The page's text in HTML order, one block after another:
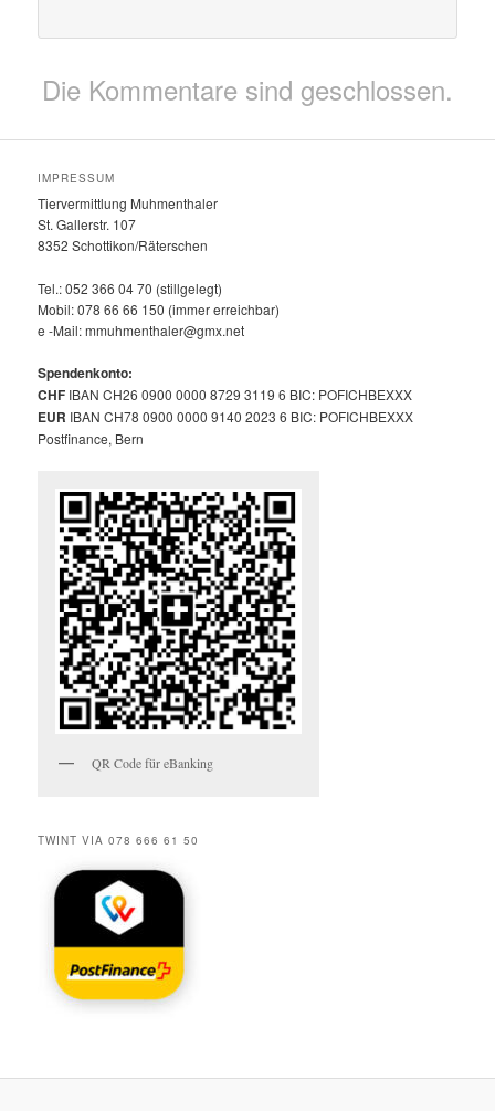
Die Kommentare sind geschlossen.
IMPRESSUM
Tiervermittlung Muhmenthaler
St. Gallerstr. 107
8352 Schottikon/Räterschen
Tel.: 052 366 04 70 (stillgelegt)
Mobil: 078 66 66 150 (immer erreichbar)
e -Mail: mmuhmenthaler@gmx.net
Spendenkonto:
CHF IBAN CH26 0900 0000 8729 3119 6 BIC: POFICHBEXXX
EUR IBAN CH78 0900 0000 9140 2023 6 BIC: POFICHBEXXX
Postfinance, Bern
QR Code für eBanking
TWINT VIA 078 666 61 50